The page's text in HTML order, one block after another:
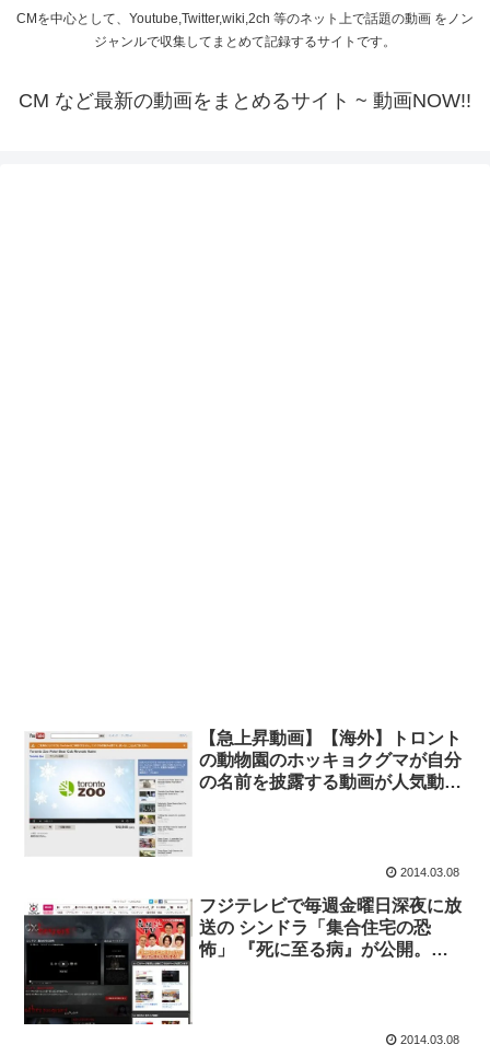
CMを中心として、Youtube,Twitter,wiki,2ch 等のネット上で話題の動画 をノン
ジャンルで収集してまとめて記録するサイトです。
CM など最新の動画をまとめるサイト ~ 動画NOW!!
【急上昇動画】【海外】トロント
の動物園のホッキョクグマが自分
の名前を披露する動画が人気動画
2014.03.08
フジテレビで毎週金曜日深夜に放
送の シンドラ「集合住宅の恐
怖」 『死に至る病』が公開。
2014.03.08